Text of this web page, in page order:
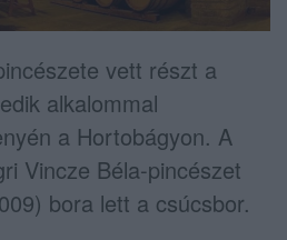
vett részt a
alkalommal
a Hortobágyon. A
Vincze Béla-pincészet
bora lett a csúcsbor.